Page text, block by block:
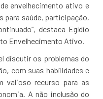
envelhecimento ativo e
para saúde, participação,
destaca Egídio
Envelhecimento Ativo.
discutir os problemas do
com suas habilidades e
valioso recurso para as
A não inclusão do